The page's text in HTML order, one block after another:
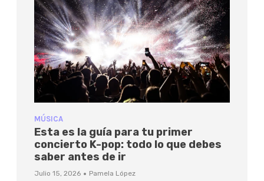
MÚSICA
Esta es la guía para tu primer
concierto K-pop: todo lo que debes
saber antes de ir
Julio 15, 2026 · Pamela López